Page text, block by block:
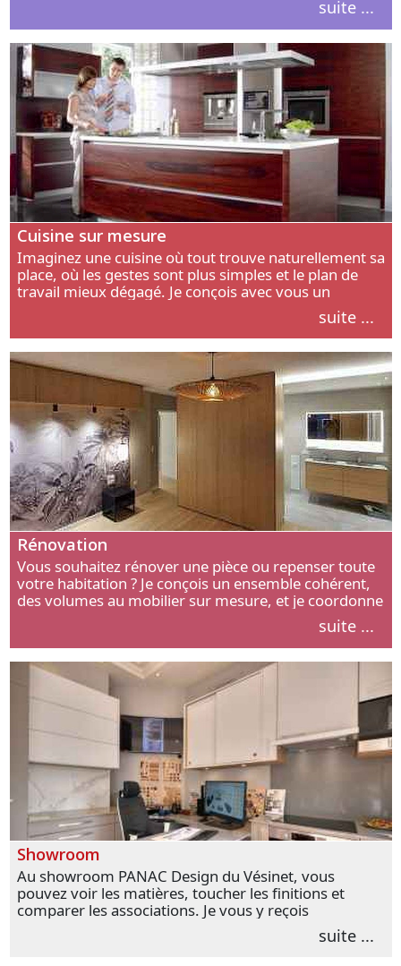
suite ...
Cuisine sur mesure
Imaginez une cuisine où tout trouve naturellement sa
place, où les gestes sont plus simples et le plan de
travail mieux dégagé. Je conçois avec vous un
aménagement adapté à votre manière de cuisiner, de
suite ...
Rénovation
Vous souhaitez rénover une pièce ou repenser toute
votre habitation ? Je conçois un ensemble cohérent,
des volumes au mobilier sur mesure, et je coordonne
suite ...
Showroom
Au showroom PANAC Design du Vésinet, vous
pouvez voir les matières, toucher les finitions et
comparer les associations. Je vous y reçois
personnellement pour parler de votre projet et
transformer vos premières idées en choix plussuite ...